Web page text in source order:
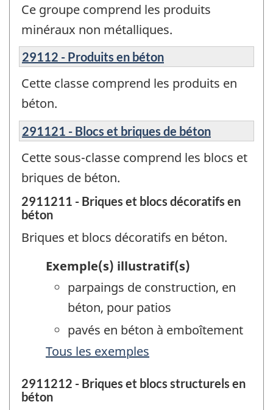
Ce groupe comprend les produits
minéraux non métalliques.
29112 - Produits en béton
Cette classe comprend les produits en
béton.
291121 - Blocs et briques de béton
Cette sous-classe comprend les blocs et
briques de béton.
2911211 - Briques et blocs décoratifs en
béton
Briques et blocs décoratifs en béton.
Exemple(s) illustratif(s)
parpaings de construction, en
béton, pour patios
pavés en béton à emboîtement
Tous les exemples
2911212 - Briques et blocs structurels en
béton